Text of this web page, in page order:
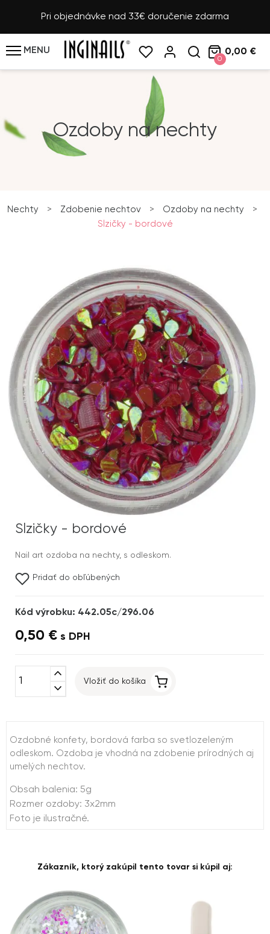
Pri objednávke nad 33€ doručenie zdarma
MENU
0
0,00 €
Ozdoby na nechty
Nechty > Zdobenie nechtov > Ozdoby na nechty
>
Slzičky - bordové
Slzičky - bordové
Nail art ozdoba na nechty, s odleskom.
Pridať do obľúbených
Kód výrobku: 442.05c/296.06
0,50 € s DPH
expand_less
expand_more
Vložiť do košíka
Ozdobné konfety, bordová farba so svetlozeleným
odleskom. Ozdoba je vhodná na zdobenie prírodných aj
umelých nechtov.
Obsah balenia: 5g
Rozmer ozdoby: 3x2mm
Foto je ilustračné.
Zákazník, ktorý zakúpil tento tovar si kúpil aj: